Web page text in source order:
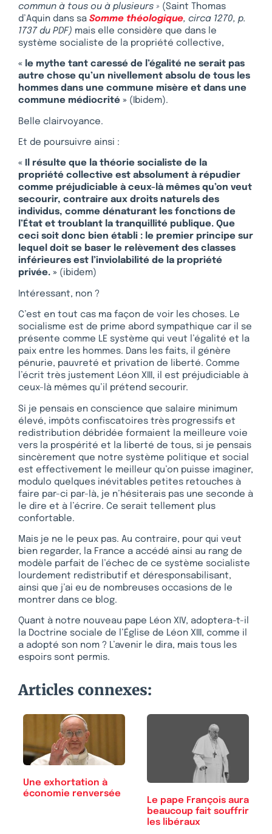
commun à tous ou à plusieurs » (Saint Thomas
d’Aquin dans sa Somme théologique, circa 1270, p.
1737 du PDF) mais elle considère que dans le
système socialiste de la propriété collective,
« le mythe tant caressé de l’égalité ne serait pas
autre chose qu’un nivellement absolu de tous les
hommes dans une commune misère et dans une
commune médiocrité » (Ibidem).
Belle clairvoyance.
Et de poursuivre ainsi :
« Il résulte que la théorie socialiste de la
propriété collective est absolument à répudier
comme préjudiciable à ceux-là mêmes qu’on veut
secourir, contraire aux droits naturels des
individus, comme dénaturant les fonctions de
l’État et troublant la tranquillité publique. Que
ceci soit donc bien établi : le premier principe sur
lequel doit se baser le relèvement des classes
inférieures est l’inviolabilité de la propriété
privée. » (ibidem)
Intéressant, non ?
C’est en tout cas ma façon de voir les choses. Le
socialisme est de prime abord sympathique car il se
présente comme LE système qui veut l’égalité et la
paix entre les hommes. Dans les faits, il génère
pénurie, pauvreté et privation de liberté. Comme
l’écrit très justement Léon XIII, il est préjudiciable à
ceux-là mêmes qu’il prétend secourir.
Si je pensais en conscience que salaire minimum
élevé, impôts confiscatoires très progressifs et
redistribution débridée formaient la meilleure voie
vers la prospérité et la liberté de tous, si je pensais
sincèrement que notre système politique et social
est effectivement le meilleur qu’on puisse imaginer,
modulo quelques inévitables petites retouches à
faire par-ci par-là, je n’hésiterais pas une seconde à
le dire et à l’écrire. Ce serait tellement plus
confortable.
Mais je ne le peux pas. Au contraire, pour qui veut
bien regarder, la France a accédé ainsi au rang de
modèle parfait de l’échec de ce système socialiste
lourdement redistributif et déresponsabilisant,
ainsi que j’ai eu de nombreuses occasions de le
montrer dans ce blog.
Quant à notre nouveau pape Léon XIV, adoptera-t-il
la Doctrine sociale de l’Église de Léon XIII, comme il
a adopté son nom ? L’avenir le dira, mais tous les
espoirs sont permis.
Articles connexes:
Une exhortation à
économie renversée
Le pape François aura
beaucoup fait souffrir
les libéraux